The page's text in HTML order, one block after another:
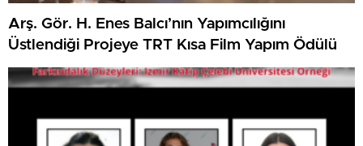
Arş. Gör. H. Enes Balcı’nın Yapımcılığını
Üstlendiği Projeye TRT Kısa Film Yapım Ödülü